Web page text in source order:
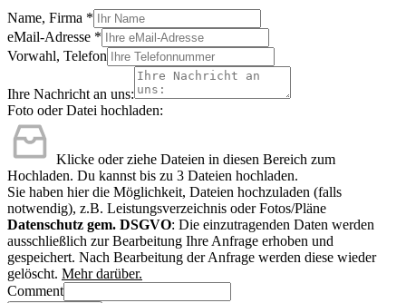
Name, Firma *
eMail-Adresse *
Vorwahl, Telefon
Ihre Nachricht an uns:
Foto oder Datei hochladen:
Klicke oder ziehe Dateien in diesen Bereich zum
Hochladen. Du kannst bis zu 3 Dateien hochladen.
Sie haben hier die Möglichkeit, Dateien hochzuladen (falls
notwendig), z.B. Leistungsverzeichnis oder Fotos/Pläne
Datenschutz gem. DSGVO: Die einzutragenden Daten werden
ausschließlich zur Bearbeitung Ihre Anfrage erhoben und
gespeichert. Nach Bearbeitung der Anfrage werden diese wieder
gelöscht. Mehr darüber.
Comment